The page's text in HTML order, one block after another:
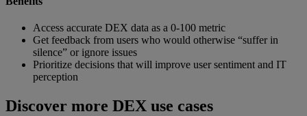
Access accurate DEX data as a 0-100 metric
Get feedback from users who would otherwise “suffer in
silence” or ignore issues
Prioritize decisions that will improve user sentiment and IT
perception
Discover more DEX use cases